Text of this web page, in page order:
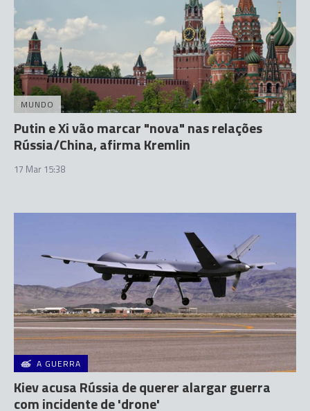
MUNDO
Putin e Xi vão marcar "nova" nas relações
Rússia/China, afirma Kremlin
17 Mar 15:38
A GUERRA
Kiev acusa Rússia de querer alargar guerra
com incidente de 'drone'